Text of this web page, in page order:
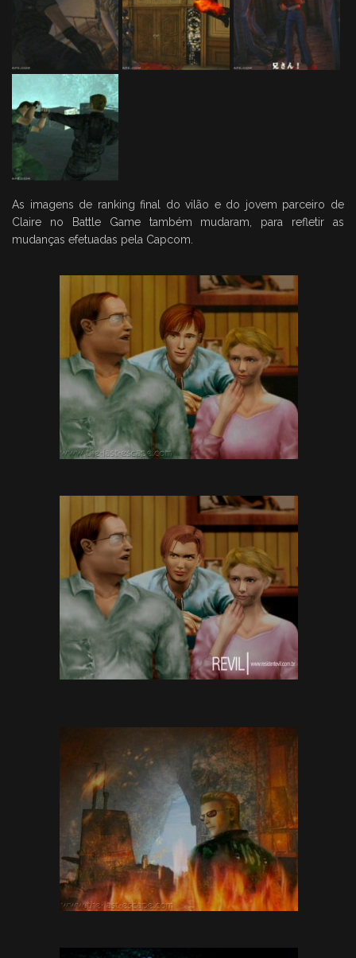
As imagens de ranking final do vilão e do jovem parceiro de
Claire no Battle Game também mudaram, para refletir as
mudanças efetuadas pela Capcom.